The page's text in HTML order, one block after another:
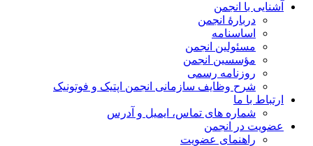
آشنایی با انجمن
دربارۀ انجمن
اساسنامه
مسئولین انجمن
مؤسسین انجمن
روزنامه رسمی
شرح وظایف سازمانی انجمن اپتیک و فوتونیک
ارتباط با ما
شماره های تماس، ایمیل و آدرس
عضویت در انجمن
راهنمای عضویت